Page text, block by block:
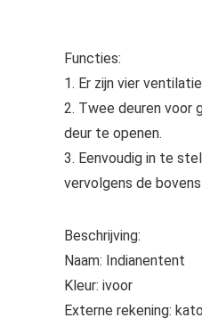
Functies:
1. Er zijn vier
2. Twee deuren voor
deur te openen.
3. Eenvoudig in te
vervolgens de
Beschrijving:
Naam: Indianentent
Kleur: ivoor
Externe rekening: